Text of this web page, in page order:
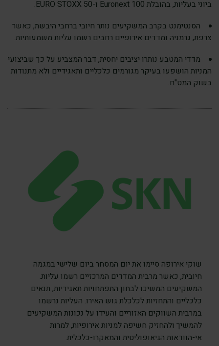
ביוני בעליות, בהובלת Euronext 100 ו-EURO STOXX 50.
הסנטימנט בקרב המשקיעים נותר חיובי ברחבי היבשת, כאשר
צרפת, גרמניה ומדדים אירופיים רחבים רשמו עליות משמעותיות.
מדדי המטבע נותרו יציבים יחסית, דבר המצביע על כך שביצועי
המניות הושפעו בעיקר מגורמים כלכליים ותאגידיים ולא מתנודות
בשוק המט"ח.
שוקי אירופה סיימו את יום המסחר ביום שלישי במגמה
חיובית, כאשר מרבית המדדים המרכזיים רשמו עליות.
המשקיעים המשיכו לבחון התפתחויות תאגידיות, תנאים
כלכליים והתחזיות לכלכלת גוש האירו. העליות נרשמו
במרבית השווקים האזוריים והעידו על נכונות המשקיעים
להמשיך ולהחזיק חשיפה למניות אירופיות, למרות
אי-הוודאות הגיאופוליטית והמאקרו-כלכלית.